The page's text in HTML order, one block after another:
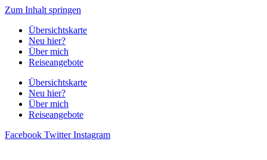
Zum Inhalt springen
Übersichtskarte
Neu hier?
Über mich
Reiseangebote
Übersichtskarte
Neu hier?
Über mich
Reiseangebote
Facebook Twitter Instagram